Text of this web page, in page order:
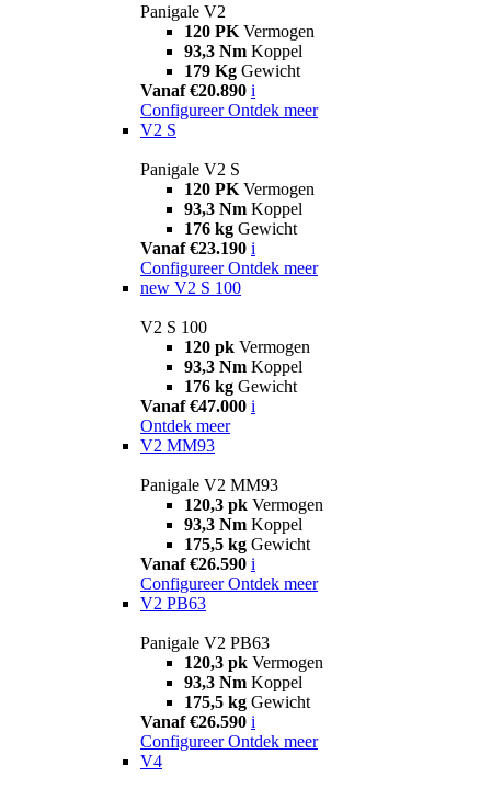
Panigale V2
120 PK Vermogen
93,3 Nm Koppel
179 Kg Gewicht
Vanaf €20.890 i
Configureer Ontdek meer
V2 S
Panigale V2 S
120 PK Vermogen
93,3 Nm Koppel
176 kg Gewicht
Vanaf €23.190 i
Configureer Ontdek meer
new V2 S 100
V2 S 100
120 pk Vermogen
93,3 Nm Koppel
176 kg Gewicht
Vanaf €47.000 i
Ontdek meer
V2 MM93
Panigale V2 MM93
120,3 pk Vermogen
93,3 Nm Koppel
175,5 kg Gewicht
Vanaf €26.590 i
Configureer Ontdek meer
V2 PB63
Panigale V2 PB63
120,3 pk Vermogen
93,3 Nm Koppel
175,5 kg Gewicht
Vanaf €26.590 i
Configureer Ontdek meer
V4